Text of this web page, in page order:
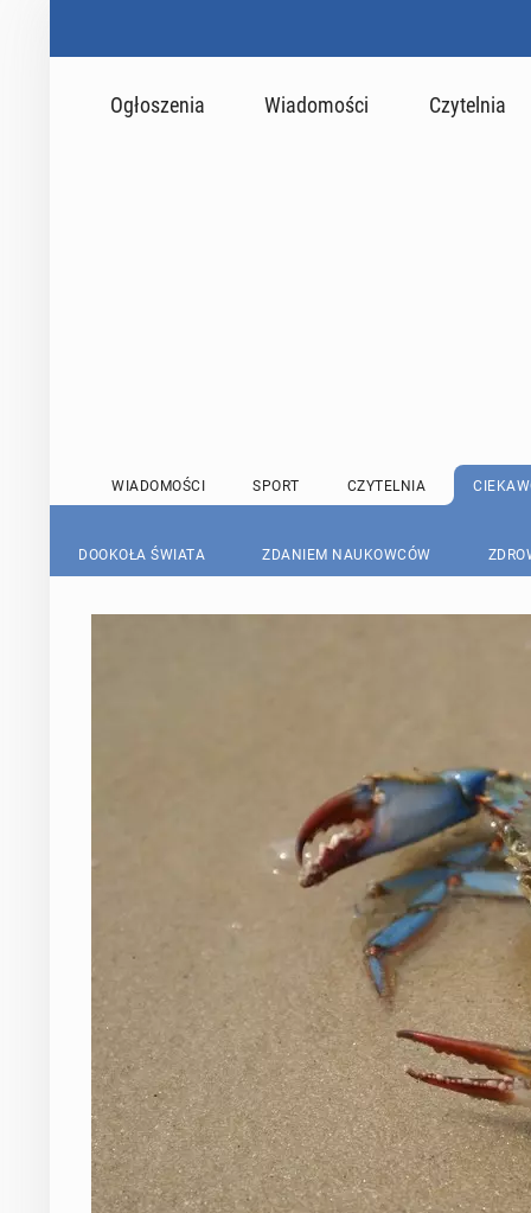
Ogłoszenia Wiadomości Czytelnia
WIADOMOŚCI SPORT CZYTELNIA
DOOKOŁA ŚWIATA ZDANIEM NAUKOWCÓW